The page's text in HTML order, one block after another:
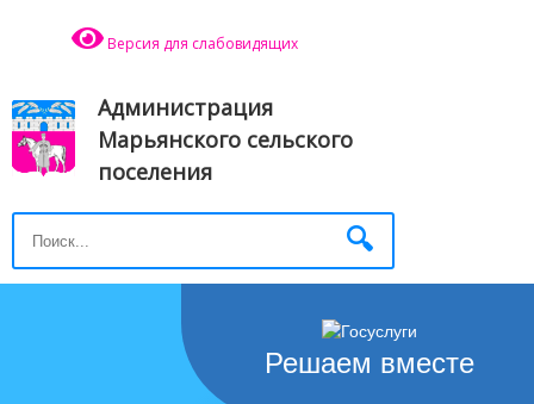
Версия для слабовидящих
Администрация
Марьянского сельского
поселения
Решаем вместе